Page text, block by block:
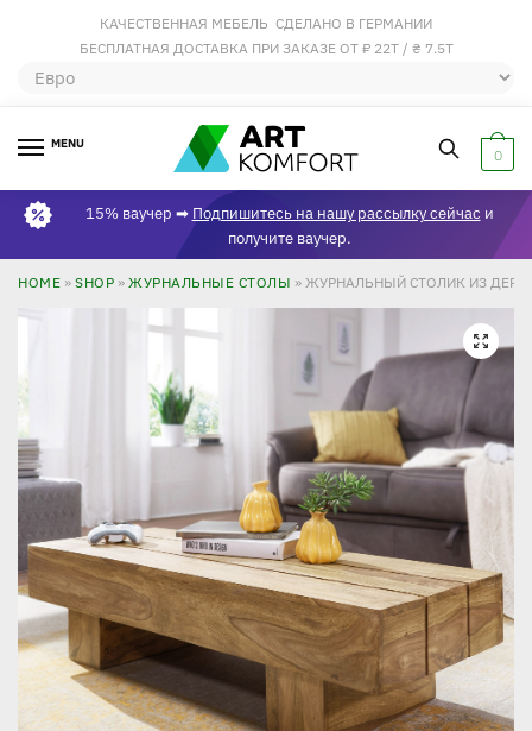
КАЧЕСТВЕННАЯ МЕБЕЛЬ СДЕЛАНО В ГЕРМАНИИ
БЕСПЛАТНАЯ ДОСТАВКА ПРИ ЗАКАЗЕ ОТ ₽ 22Т / ₴ 7.5Т
MENU
0
15% ваучер ➡ Подпишитесь на нашу рассылку сейчас и
получите ваучер.
HOME » SHOP » ЖУРНАЛЬНЫЕ СТОЛЫ » ЖУРНАЛЬНЫЙ СТОЛИК ИЗ
🔍